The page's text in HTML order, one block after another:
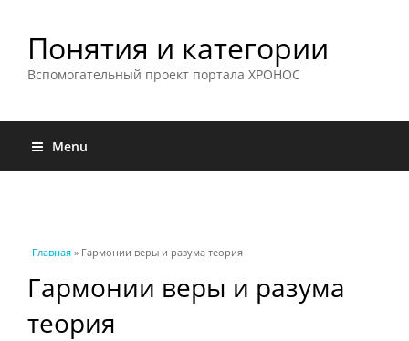
Понятия и категории
Вспомогательный проект портала ХРОНОС
Menu
Вы здесь
Главная » Гармонии веры и разума теория
Гармонии веры и разума
теория